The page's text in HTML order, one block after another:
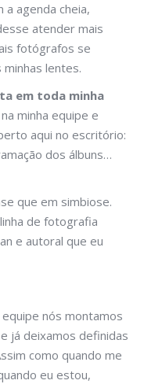
agenda cheia,
atender mais
fotógrafos se
lentes.
em toda minha
minha equipe e
aqui no escritório:
dos álbuns…
que em simbiose.
de fotografia
e autoral que eu
nós montamos
já deixamos definidas
como quando me
eu estou,